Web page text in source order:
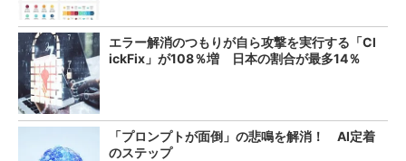
エラー解消のつもりが自ら攻撃を実行する「Cl
ickFix」が108％増 日本の割合が最多14％
「プロンプトが面倒」の悲鳴を解消！ AI定着
のステップ